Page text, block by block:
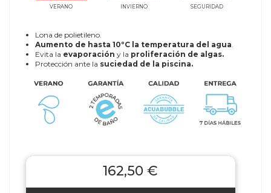
VERANO INVIERNO SEGURIDAD
Lona de polietileno.
Aumento de hasta 10ºC la temperatura del agua.
Evita la evaporación y la proliferación de algas.
Protección ante la suciedad de la piscina.
162,50 €